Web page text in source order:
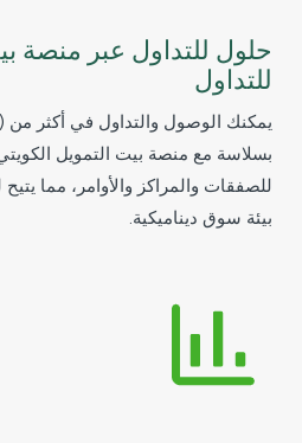
حلول للتداول عبر منصة
للتداول
بسلاسة مع منصة بيت التمويل الكويتي
للصفقات والمراكز والأوامر، مما
بيئة سوق ديناميكية.